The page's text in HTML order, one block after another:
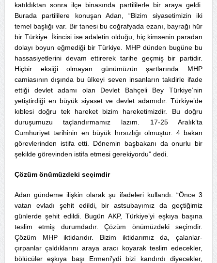
katıldıktan sonra ilçe binasında partililerle bir araya geldi.
Burada partililere konuşan Adan, “Bizim siyasetimizin iki
temel başlığı var. Bir tanesi bu coğrafyada ezanı, bayrağı hür
bir Türkiye. İkincisi ise adaletin olduğu, hiç kimsenin paradan
dolayı boyun eğmediği bir Türkiye. MHP dünden bugüne bu
hassasiyetlerini devam ettirerek tarihe geçmiş bir partidir.
Hiçbir eksiği olmayan günümüzün şartlarında MHP
camiasının dışında bu ülkeyi seven insanların takdirle ifade
ettiği devlet adamı olan Devlet Bahçeli Bey Türkiye’nin
yetiştirdiği en büyük siyaset ve devlet adamıdır. Türkiye’de
kıblesi doğru tek hareket bizim hareketimizdir. Bu doğru
duruşumuzu taçlandırmamız lazım. 17-25 Aralık’ta
Cumhuriyet tarihinin en büyük hırsızlığı olmuştur. 4 bakan
görevlerinden istifa etti. Dönemin başbakanı da onurlu bir
şekilde görevinden istifa etmesi gerekiyordu” dedi.
Çözüm önümüzdeki seçimdir
Adan gündeme ilişkin olarak şu ifadeleri kullandı: “Önce 3
vatan evladı şehit edildi, bir astsubayımız da geçtiğimiz
günlerde şehit edildi. Bugün AKP, Türkiye’yi eşkıya başına
teslim etmiş durumdadır. Çözüm önümüzdeki seçimdir.
Çözüm MHP iktidarıdır. Bizim iktidarımız da, çalanlar-
çırpanlar çaldıklarını araya aracı koyarak teslim edecekler,
bölücüler eşkıya başı Ermeni’ydi bizi kandırdı diyecekler,